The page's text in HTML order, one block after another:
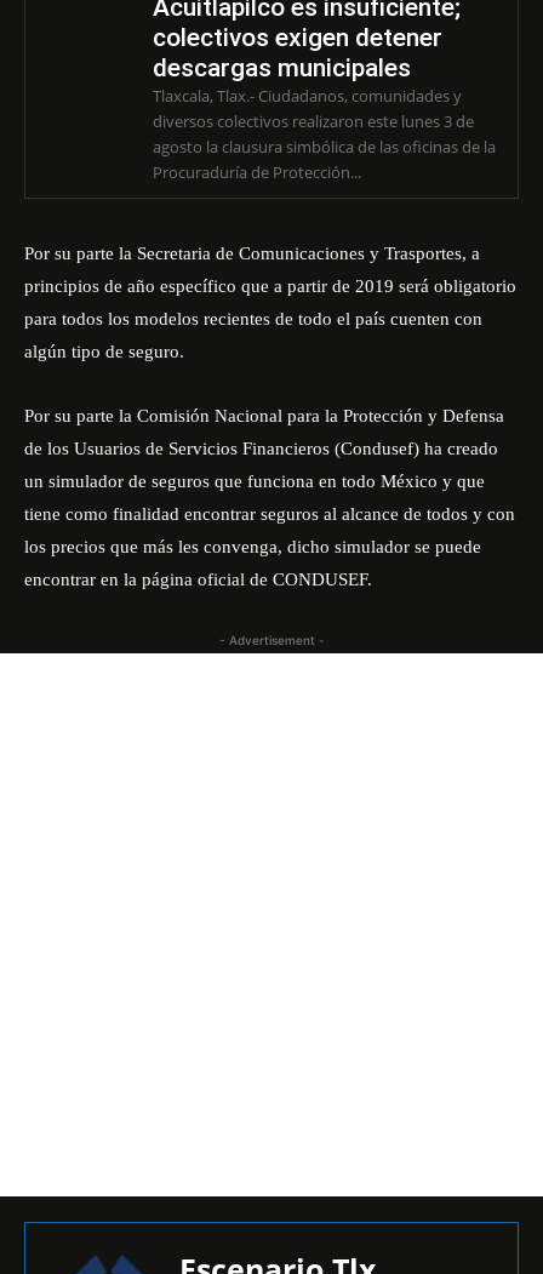
Acuitlapilco es insuficiente;
colectivos exigen detener
descargas municipales
Tlaxcala, Tlax.- Ciudadanos, comunidades y
diversos colectivos realizaron este lunes 3 de
agosto la clausura simbólica de las oficinas de la
Procuraduría de Protección...
Por su parte la Secretaria de Comunicaciones y Trasportes, a
principios de año específico que a partir de 2019 será obligatorio
para todos los modelos recientes de todo el país cuenten con
algún tipo de seguro.
Por su parte la Comisión Nacional para la Protección y Defensa
de los Usuarios de Servicios Financieros (Condusef) ha creado
un simulador de seguros que funciona en todo México y que
tiene como finalidad encontrar seguros al alcance de todos y con
los precios que más les convenga, dicho simulador se puede
encontrar en la página oficial de CONDUSEF.
- Advertisement -